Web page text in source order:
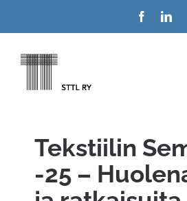
Tekstiililehti
Tekstiilin
-25 –